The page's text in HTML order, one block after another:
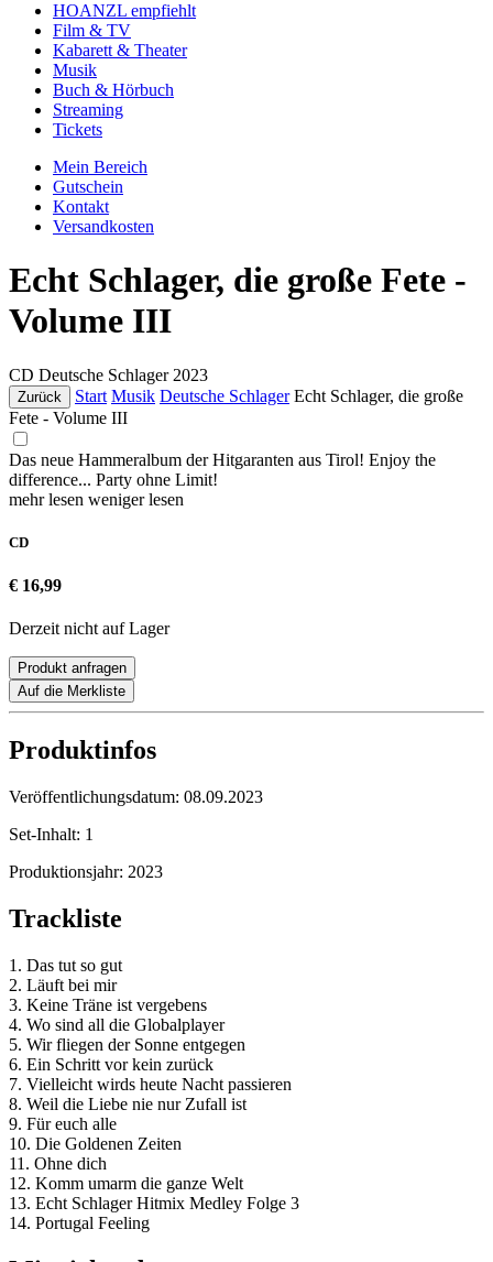
HOANZL empfiehlt
Film & TV
Kabarett & Theater
Musik
Buch & Hörbuch
Streaming
Tickets
Mein Bereich
Gutschein
Kontakt
Versandkosten
Echt Schlager, die große Fete -
Volume III
CD Deutsche Schlager 2023
Zurück Start Musik Deutsche Schlager Echt Schlager, die große
Fete - Volume III
Das neue Hammeralbum der Hitgaranten aus Tirol! Enjoy the
difference... Party ohne Limit!
mehr lesen weniger lesen
CD
€ 16,99
Derzeit nicht auf Lager
Produkt anfragen
Auf die Merkliste
Produktinfos
Veröffentlichungsdatum: 08.09.2023
Set-Inhalt: 1
Produktionsjahr: 2023
Trackliste
1. Das tut so gut
2. Läuft bei mir
3. Keine Träne ist vergebens
4. Wo sind all die Globalplayer
5. Wir fliegen der Sonne entgegen
6. Ein Schritt vor kein zurück
7. Vielleicht wirds heute Nacht passieren
8. Weil die Liebe nie nur Zufall ist
9. Für euch alle
10. Die Goldenen Zeiten
11. Ohne dich
12. Komm umarm die ganze Welt
13. Echt Schlager Hitmix Medley Folge 3
14. Portugal Feeling